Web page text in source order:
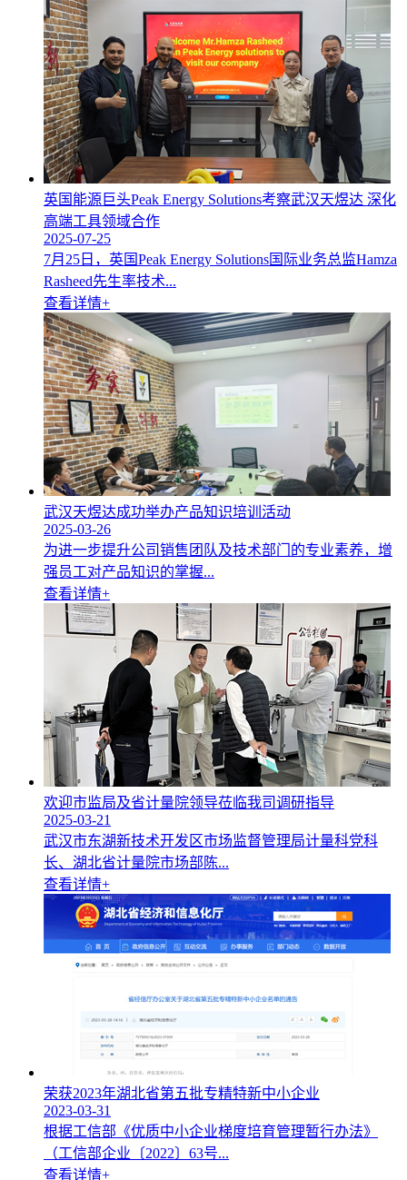
英国能源巨头Peak Energy Solutions考察武汉天煜达 深化
高端工具领域合作
2025-07-25
7月25日，英国Peak Energy Solutions国际业务总监Hamza
Rasheed先生率技术...
查看详情+
武汉天煜达成功举办产品知识培训活动
2025-03-26
为进一步提升公司销售团队及技术部门的专业素养，增
强员工对产品知识的掌握...
查看详情+
欢迎市监局及省计量院领导莅临我司调研指导
2025-03-21
武汉市东湖新技术开发区市场监督管理局计量科党科
长、湖北省计量院市场部陈...
查看详情+
荣获2023年湖北省第五批专精特新中小企业
2023-03-31
根据工信部《优质中小企业梯度培育管理暂行办法》
（工信部企业〔2022〕63号...
查看详情+